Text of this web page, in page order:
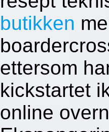
butikken
ettersom
kickstartet
online